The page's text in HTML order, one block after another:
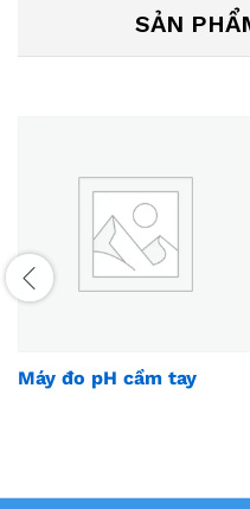
SẢN
Máy đo pH cầm tay